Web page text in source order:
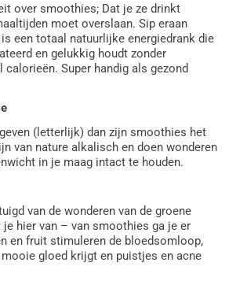
over smoothies; Dat je ze drinkt
moet overslaan. Sip eraan
een totaal natuurlijke energiedrank die
en gelukkig houdt zonder
calorieën. Super handig als gezond
(letterlijk) dan zijn smoothies het
van nature alkalisch en doen wonderen
in je maag intact te houden.
van de wonderen van de groene
hier van – van smoothies ga je er
en fruit stimuleren de bloedsomloop,
gloed krijgt en puistjes en acne